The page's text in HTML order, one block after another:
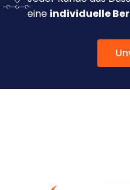
eine individuelle